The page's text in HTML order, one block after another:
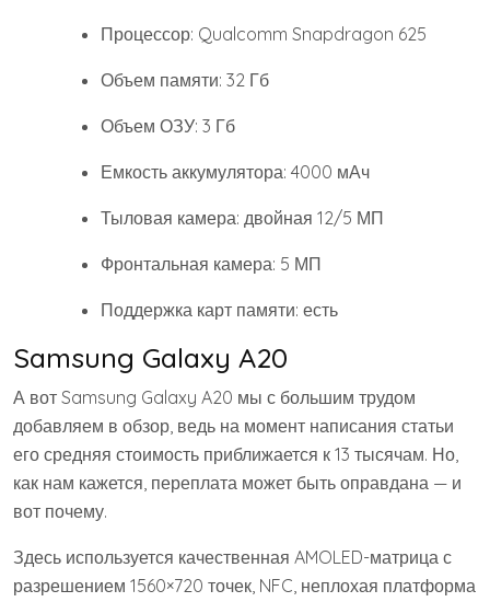
Процессор: Qualcomm Snapdragon 625
Объем памяти: 32 Гб
Объем ОЗУ: 3 Гб
Емкость аккумулятора: 4000 мАч
Тыловая камера: двойная 12/5 МП
Фронтальная камера: 5 МП
Поддержка карт памяти: есть
Samsung Galaxy A20
А вот Samsung Galaxy A20 мы с большим трудом
добавляем в обзор, ведь на момент написания статьи
его средняя стоимость приближается к 13 тысячам. Но,
как нам кажется, переплата может быть оправдана — и
вот почему.
Здесь используется качественная AMOLED-матрица с
разрешением 1560×720 точек, NFC, неплохая платформа